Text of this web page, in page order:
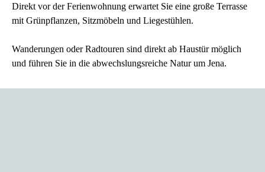
Direkt vor der Ferienwohnung erwartet Sie eine große Terrasse
mit Grünpflanzen, Sitzmöbeln und Liegestühlen.
Wanderungen oder Radtouren sind direkt ab Haustür möglich
und führen Sie in die abwechslungsreiche Natur um Jena.